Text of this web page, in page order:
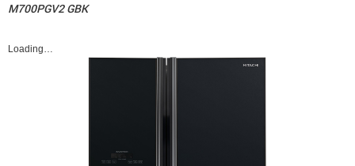
M700PGV2 GBK
Loading…